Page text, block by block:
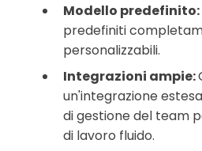
Modello predefinito:
predefiniti
personalizzabili.
Integrazioni ampie:
un'integrazione
di gestione del team
di lavoro fluido.